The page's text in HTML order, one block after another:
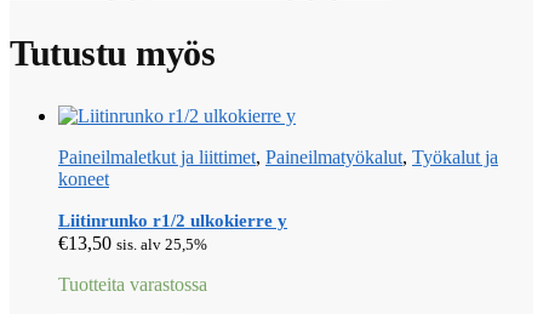
Tutustu myös
Paineilmaletkut ja liittimet, Paineilmatyökalut, Työkalut ja
koneet
Liitinrunko r1/2 ulkokierre y
€13,50 sis. alv 25,5%
Tuotteita varastossa